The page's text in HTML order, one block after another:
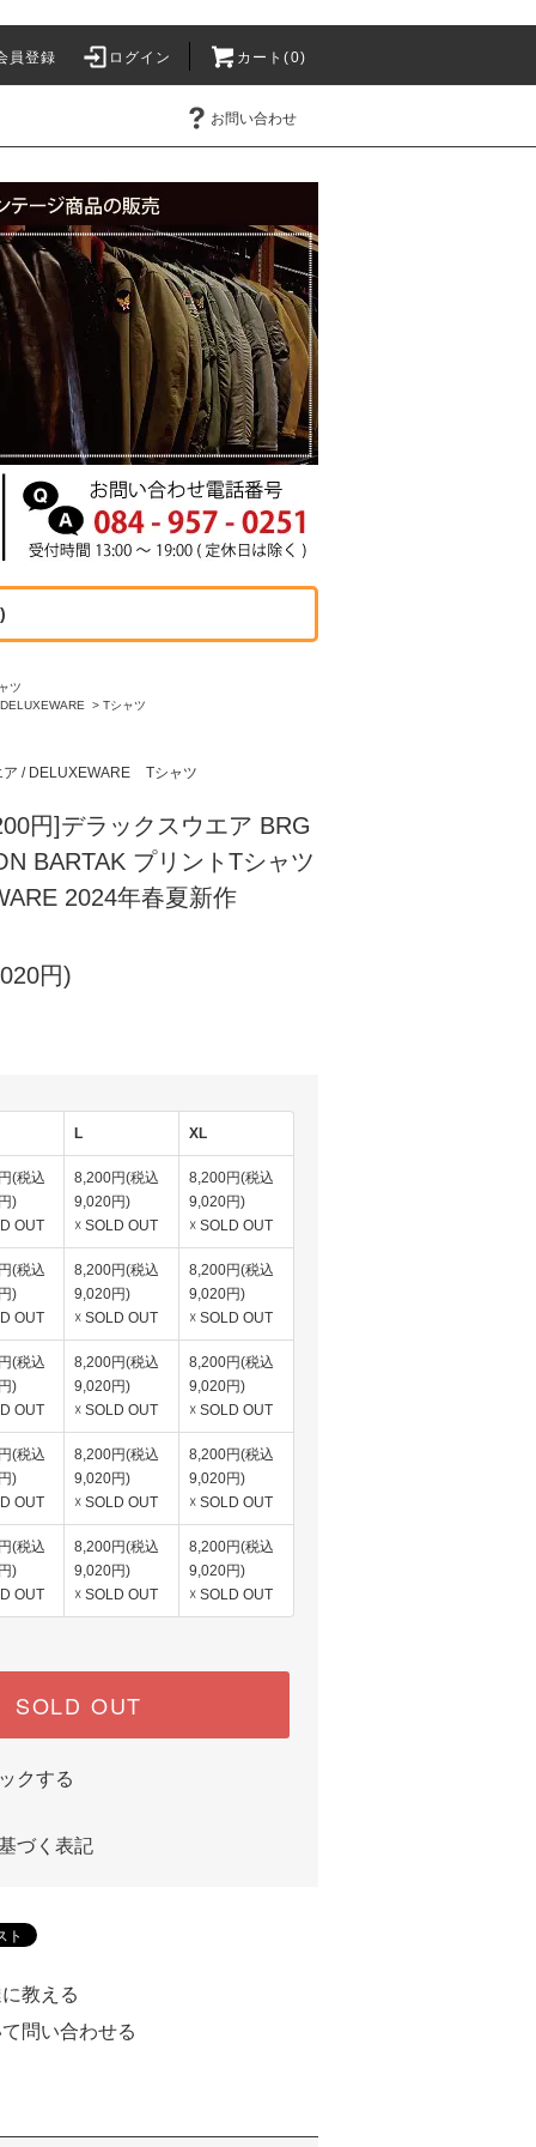
員登録 ログイン カート(0)
お問い合わせ
ツ
> Tシャツ
/ DELUXEWARE Tシャツ
円]デラックスウエア BRG
BARTAK プリントTシャツ
2024年春夏新作
円)
L XL
(税込
)
OUT
8,200円(税込
9,020円)
☓ SOLD OUT
8,200円(税込
9,020円)
☓ SOLD OUT
(税込
)
OUT
8,200円(税込
9,020円)
☓ SOLD OUT
8,200円(税込
9,020円)
☓ SOLD OUT
(税込
)
OUT
8,200円(税込
9,020円)
☓ SOLD OUT
8,200円(税込
9,020円)
☓ SOLD OUT
(税込
)
OUT
8,200円(税込
9,020円)
☓ SOLD OUT
8,200円(税込
9,020円)
☓ SOLD OUT
(税込
)
OUT
8,200円(税込
9,020円)
☓ SOLD OUT
8,200円(税込
9,020円)
☓ SOLD OUT
SOLD OUT
クする
づく表記
教える
問い合わせる